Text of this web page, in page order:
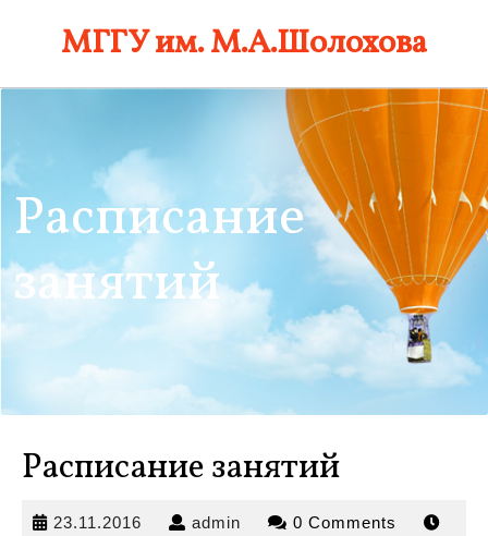
МГГУ им. М.А.Шолохова
Расписание
занятий
Расписание занятий
23.11.2016 23.11.2016
admin admin 0 Comments